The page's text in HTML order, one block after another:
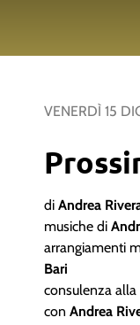
VENERDÌ 15
di Andrea
musiche di
arrangiamenti
Bari
consulenza alla
con Andrea